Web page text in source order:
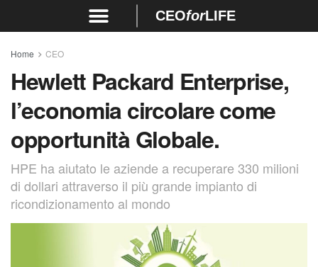
CEOforLIFE
Home CEO
Hewlett Packard Enterprise,
l’economia circolare come
opportunità Globale.
HPE ha aiutato le aziende a recuperare 330 milioni
di dollari attraverso il più grande impianto di
ricondizionamento al mondo